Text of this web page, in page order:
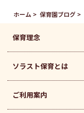
ホーム 保育園ブログ
保育理念
ソラスト保育とは
ご利用案内